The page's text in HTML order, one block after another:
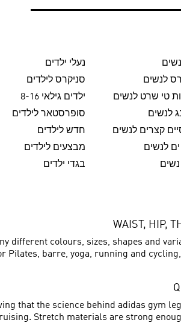
נעלי ילדים
לנשים סניקרס לילדים
טי שרט לנשים ילדים גילאי 8-16
לנשים סופרסטאר לילדים
קצרים לנשים חדש לילדים
ים לנשים מבצעים לילדים
בגדי ילדים
WAIST, HIP,
different colours, sizes, shapes and
Pilates, barre, yoga, running and
that the science behind adidas gym
Stretch materials are strong